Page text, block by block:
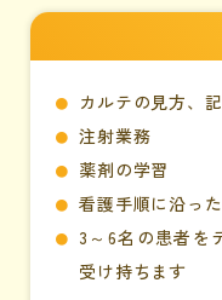
カルテの見方、
注射業務
薬剤の学習
看護手順に沿っ
3～6名の患者を
受け持ちます